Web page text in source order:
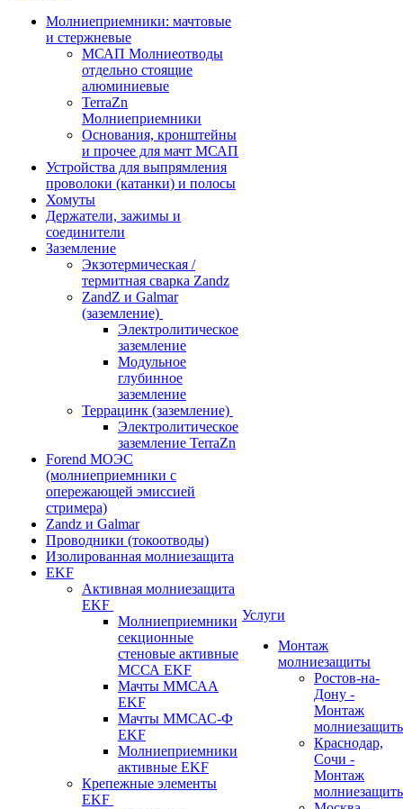
Молниеприемники: мачтовые
и стержневые
МСАП Молниеотводы
отдельно стоящие
алюминиевые
TerraZn
Молниеприемники
Основания, кронштейны
и прочее для мачт МСАП
Устройства для выпрямления
проволоки (катанки) и полосы
Хомуты
Держатели, зажимы и
соединители
Заземление
Экзотермическая /
термитная сварка Zandz
ZandZ и Galmar
(заземление)
Электролитическое
заземление
Модульное
глубинное
заземление
Террацинк (заземление)
Электролитическое
заземление TerraZn
Forend МОЭС
(молниеприемники с
опережающей эмиссией
стримера)
Zandz и Galmar
Проводники (токоотводы)
Изолированная молниезащита
EKF
Активная молниезащита
EKF
Молниеприемники
секционные
стеновые активные
МССА EKF
Мачты ММСАА
EKF
Мачты ММСАС-Ф
EKF
Молниеприемники
активные EKF
Крепежные элементы
EKF
Услуги
Монтаж
молниезащиты
Ростов-на-
Дону -
Монтаж
Краснодар,
Сочи -
Монтаж